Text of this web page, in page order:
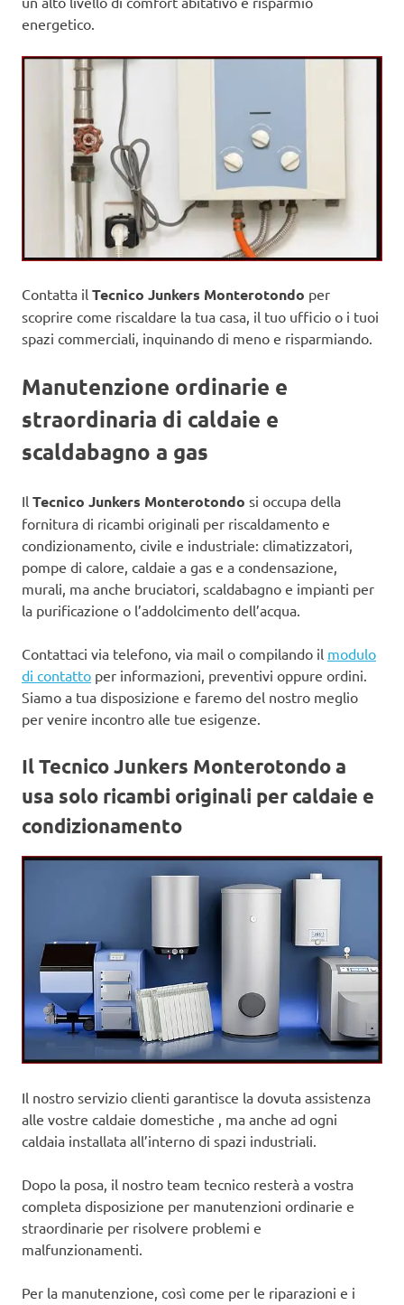
energetico.
Contatta il Tecnico Junkers Monterotondo per
scoprire come riscaldare la tua casa, il tuo ufficio o i tuoi
spazi commerciali, inquinando di meno e risparmiando.
Manutenzione ordinarie e
straordinaria di caldaie e
scaldabagno a gas
Il Tecnico Junkers Monterotondo si occupa della
fornitura di ricambi originali per riscaldamento e
condizionamento, civile e industriale: climatizzatori,
pompe di calore, caldaie a gas e a condensazione,
murali, ma anche bruciatori, scaldabagno e impianti per
la purificazione o l’addolcimento dell’acqua.
Contattaci via telefono, via mail o compilando il modulo
di contatto per informazioni, preventivi oppure ordini.
Siamo a tua disposizione e faremo del nostro meglio
per venire incontro alle tue esigenze.
Il Tecnico Junkers Monterotondo a
usa solo ricambi originali per caldaie e
condizionamento
Il nostro servizio clienti garantisce la dovuta assistenza
alle vostre caldaie domestiche , ma anche ad ogni
caldaia installata all’interno di spazi industriali.
Dopo la posa, il nostro team tecnico resterà a vostra
completa disposizione per manutenzioni ordinarie e
straordinarie per risolvere problemi e
malfunzionamenti.
Per la manutenzione, così come per le riparazioni e i